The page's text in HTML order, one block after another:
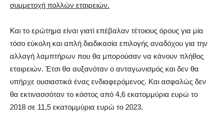
συμμετοχή πολλών εταιρειών.
Και το ερώτημα είναι γιατί επέβαλαν τέτοιους όρους για μία
τόσο εύκολη και απλή διαδικασία επιλογής αναδόχου για την
αλλαγή λαμπτήρων που θα μπορούσαν να κάνουν πλήθος
εταιρειών. Έτσι θα αυξανόταν ο ανταγωνισμός και δεν θα
υπήρχε ουσιαστικά ένας ενδιαφερόμενος. Και ασφαλώς δεν
θα εκτινασσόταν το κόστος από 4,6 εκατομμύρια ευρώ το
2018 σε 11,5 εκατομμύρια ευρώ το 2023.